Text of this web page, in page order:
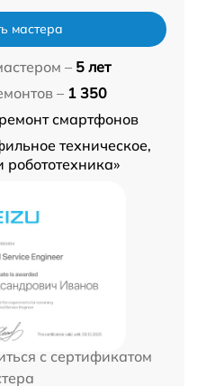
мастера
– 5 лет
– 1 350
ремонт смартфонов
техническое,
с сертификатом